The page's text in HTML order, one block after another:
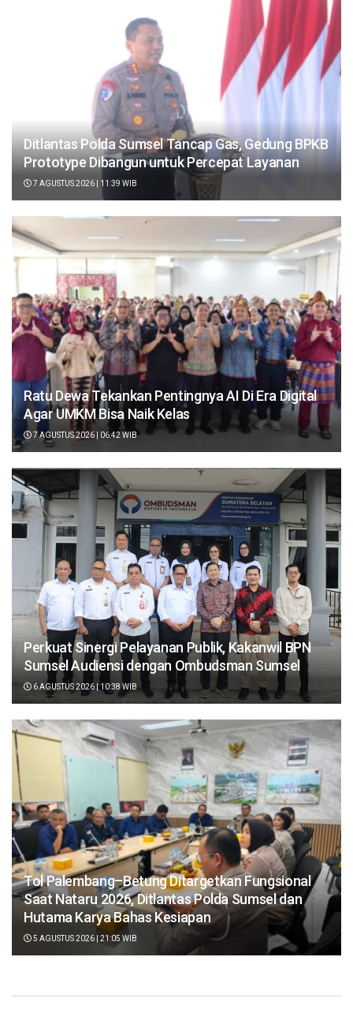
Ditlantas Polda Sumsel Tancap Gas, Gedung BPKB
Prototype Dibangun untuk Percepat Layanan
7 AGUSTUS 2026 | 11:39 WIB
Ratu Dewa Tekankan Pentingnya AI Di Era Digital
Agar UMKM Bisa Naik Kelas
7 AGUSTUS 2026 | 06:42 WIB
Perkuat Sinergi Pelayanan Publik, Kakanwil BPN
Sumsel Audiensi dengan Ombudsman Sumsel
6 AGUSTUS 2026 | 10:38 WIB
Tol Palembang–Betung Ditargetkan Fungsional
Saat Nataru 2026, Ditlantas Polda Sumsel dan
Hutama Karya Bahas Kesiapan
5 AGUSTUS 2026 | 21:05 WIB